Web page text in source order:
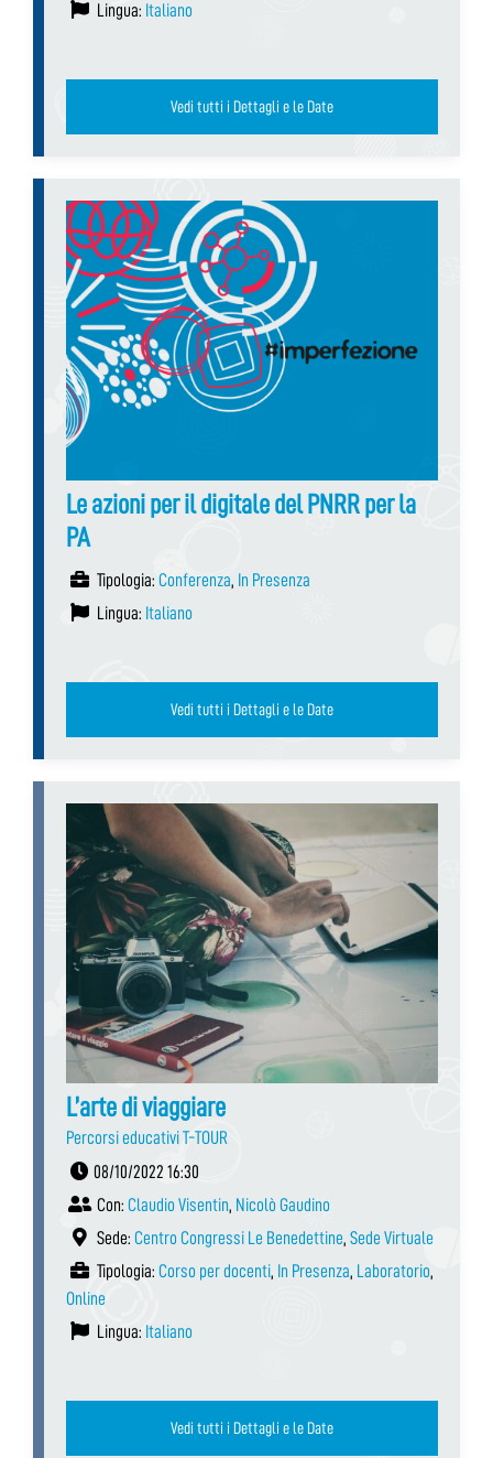
Lingua: Italiano
Vedi tutti i Dettagli e le Date
Le azioni per il digitale del PNRR per la
PA
Tipologia: Conferenza, In Presenza
Lingua: Italiano
Vedi tutti i Dettagli e le Date
L’arte di viaggiare
Percorsi educativi T-TOUR
08/10/2022 16:30
Con: Claudio Visentin, Nicolò Gaudino
Sede: Centro Congressi Le Benedettine, Sede Virtuale
Tipologia: Corso per docenti, In Presenza, Laboratorio,
Online
Lingua: Italiano
Vedi tutti i Dettagli e le Date